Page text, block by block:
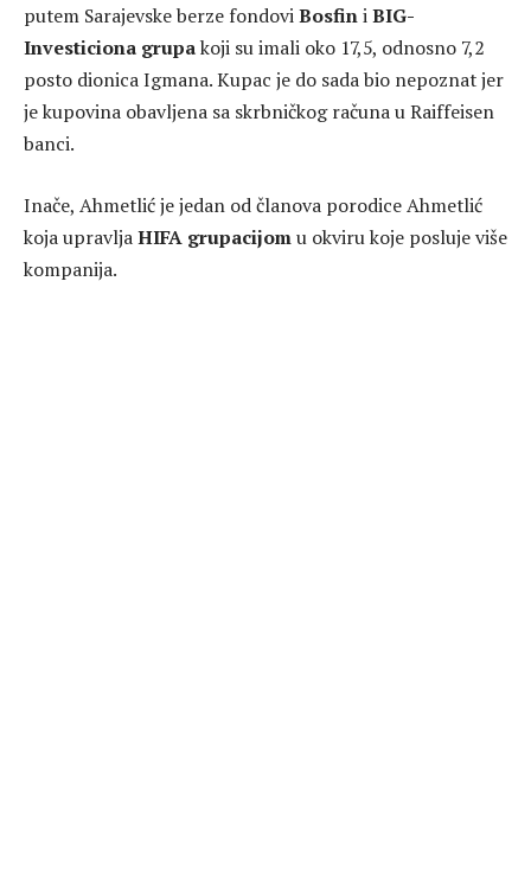
putem Sarajevske berze fondoviBosfiniBIG-
Investiciona grupakoji su imali oko 17,5, odnosno 7,2
posto dionica Igmana. Kupac je do sada bio nepoznat jer
je kupovina obavljena sa skrbničkog računa u Raiffeisen
banci.
Inače, Ahmetlić je jedan od članova porodice Ahmetlić
koja upravljaHIFA grupacijomu okviru koje posluje više
kompanija.